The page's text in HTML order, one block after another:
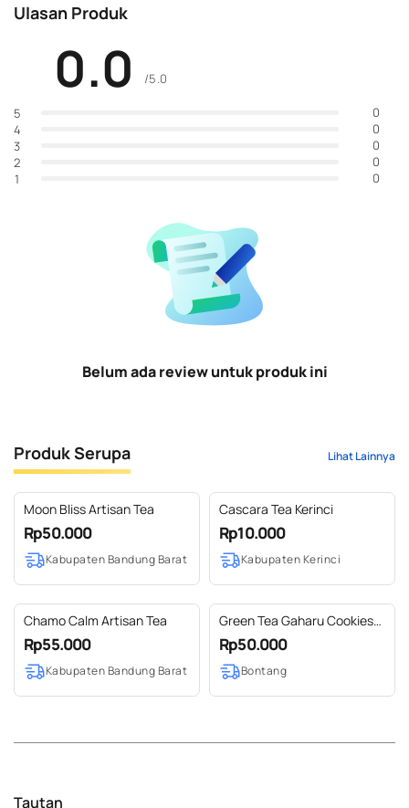
Ulasan Produk
0.0 /5.0
5
0
4
0
3
0
2
0
1
0
Belum ada review untuk produk ini
Produk Serupa Lihat Lainnya
Moon Bliss Artisan Tea
Rp50.000
Kabupaten Bandung Barat
Cascara Tea Kerinci
Rp10.000
Kabupaten Kerinci
Chamo Calm Artisan Tea
Rp55.000
Kabupaten Bandung Barat
Green Tea Gaharu Cookies
@kemasan Toples
Rp50.000
Bontang
Tautan